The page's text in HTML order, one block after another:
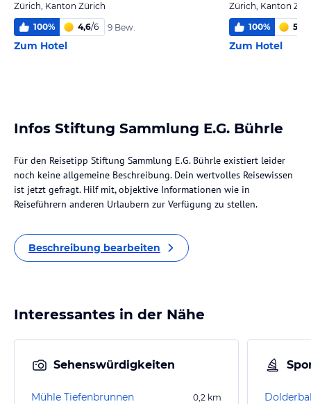
Zürich, Kanton Zürich
100% 4,6/6 9 Bew.
Zum Hotel
Zürich, Kanton
100% 5,2
Zum Hotel
Infos Stiftung Sammlung E.G. Bührle
Für den Reisetipp Stiftung Sammlung E.G. Bührle existiert leider
noch keine allgemeine Beschreibung. Dein wertvolles Reisewissen
ist jetzt gefragt. Hilf mit, objektive Informationen wie in
Reiseführern anderen Urlaubern zur Verfügung zu stellen.
Beschreibung bearbeiten
Interessantes in der Nähe
Sehenswürdigkeiten
Mühle Tiefenbrunnen 0,2 km